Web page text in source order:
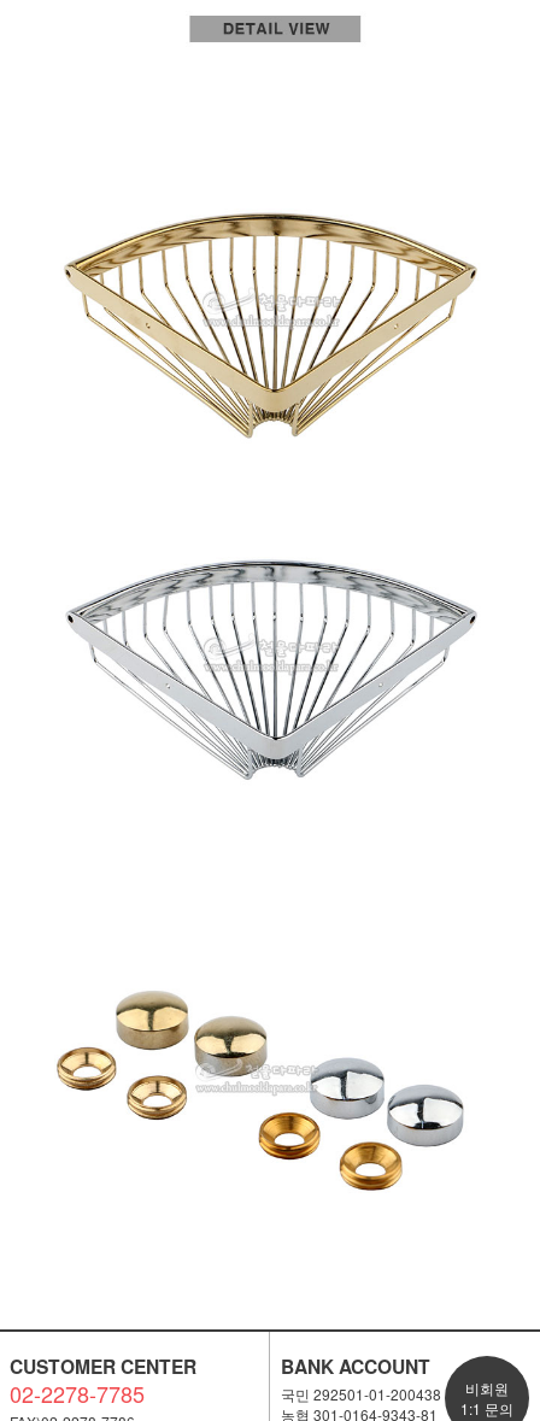
CUSTOMER CENTER
02-2278-7785
BANK ACCOUNT
국민 292501-01-200438
농협 301-0164-9343-81
비회원
1:1 문의